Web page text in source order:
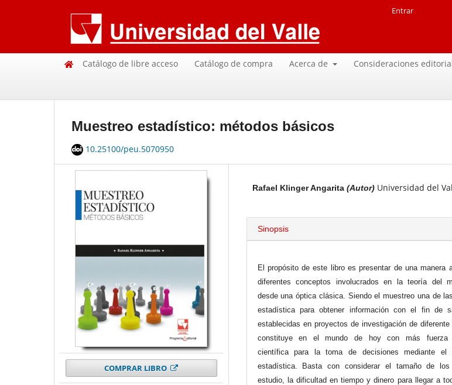
Catálogo de libre acceso Catálogo de compra Acerca de Consideraciones
Entrar
Muestreo estadístico: métodos básicos
10.25100/peu.5070950
COMPRAR LIBRO
Rafael Klinger Angarita (Autor) Universidad del
Sinopsis
El propósito de este libro es presentar de una manera
diferentes conceptos involucrados en la teoría del
desde una óptica clásica. Siendo el muestreo una de
estadística para obtener información con el fin de
establecidas en proyectos de investigación de
constituye en el mundo de hoy con más fuerza
científica para la toma de decisiones mediante el
estadística. Basta con considerar el tamaño de
estudio, la dificultad en tiempo y dinero para llegar a